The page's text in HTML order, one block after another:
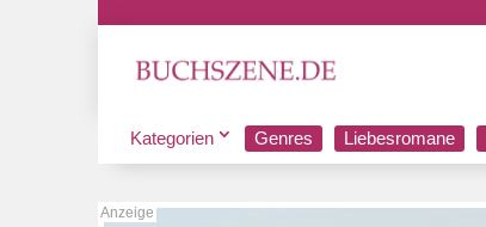
Kategorien Genres Liebesromane